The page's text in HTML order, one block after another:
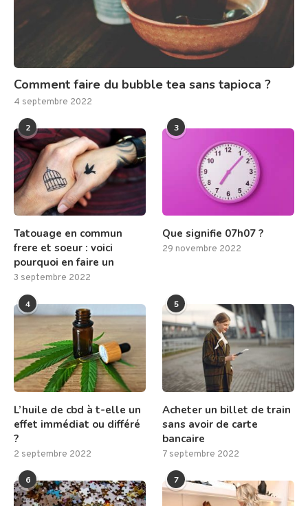
Comment faire du bubble tea sans tapioca ?
4 septembre 2022
2
Tatouage en commun
frere et soeur : voici
pourquoi en faire un
3 septembre 2022
3
Que signifie 07h07 ?
29 novembre 2022
4
L’huile de cbd à t-elle un
effet immédiat ou différé
?
2 septembre 2022
5
Acheter un billet de train
sans avoir de carte
bancaire
7 septembre 2022
6 7